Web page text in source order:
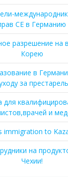
CE в Германию
разрешение
Корею
в
за
для
и
immigration to
на
Чехии!